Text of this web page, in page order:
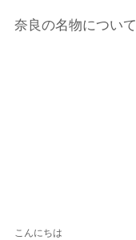
奈良の名物について
こんにちは